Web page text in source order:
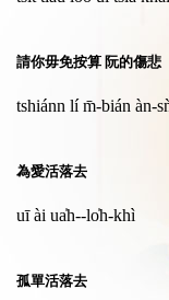
請你毋免按算 阮的傷悲
tshiánn lí m̄-bián àn-
為愛活落去
uī ài ua̍h--lo̍h-khì
孤單活落去